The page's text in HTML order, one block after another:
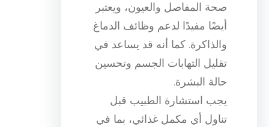
صحة المفاصل والعيون، ويعتبر
أيضًا مفيدًا لدعم وظائف الدماغ
والذاكرة. كما أنه قد يساعد في
تقليل التهابات الجسم وتحسين
حالة البشرة.
يجب استشارة الطبيب قبل
تناول أي مكمل غذائي، بما في